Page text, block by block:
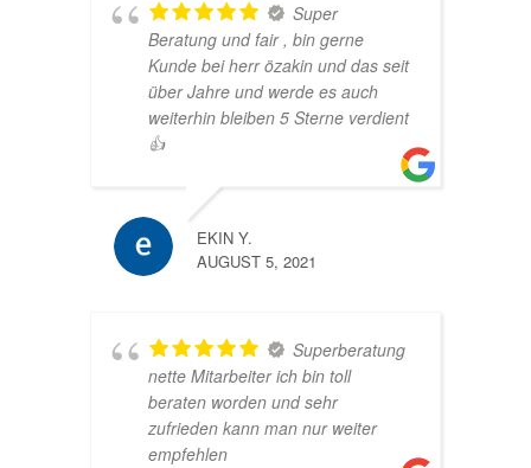
Super
Beratung und fair , bin gerne
Kunde bei herr özakin und das seit
über Jahre und werde es auch
weiterhin bleiben 5 Sterne verdient
👍
EKIN Y.
AUGUST 5, 2021
Superberatung
nette Mitarbeiter ich bin toll
beraten worden und sehr
zufrieden kann man nur weiter
empfehlen